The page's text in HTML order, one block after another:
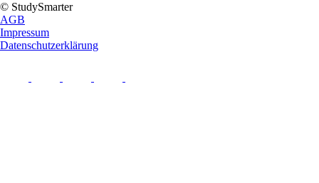
© StudySmarter
AGB
Impressum
Datenschutzerklärung